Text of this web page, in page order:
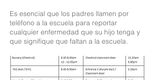
Es esencial que los padres llamen por
teléfono a la escuela para reportar
cualquier enfermedad que su hijo tenga y
que signifique que faltan a la escuela.